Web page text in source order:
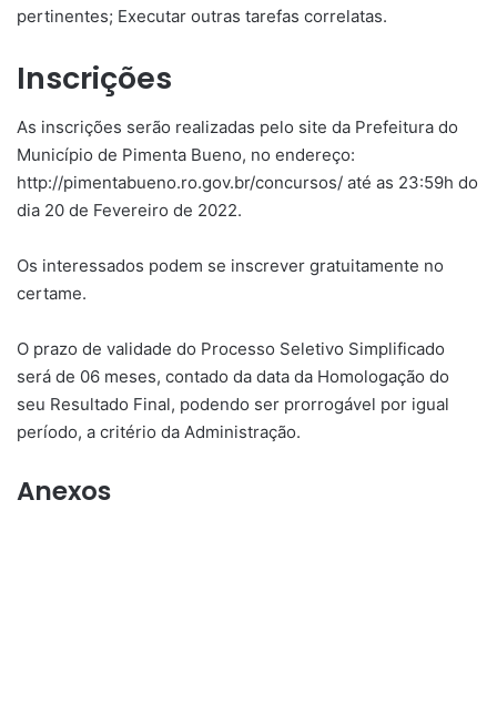
pertinentes; Executar outras tarefas correlatas.
Inscrições
As inscrições serão realizadas pelo site da Prefeitura do
Município de Pimenta Bueno, no endereço:
http://pimentabueno.ro.gov.br/concursos/ até as 23:59h do
dia 20 de Fevereiro de 2022.
Os interessados podem se inscrever gratuitamente no
certame.
O prazo de validade do Processo Seletivo Simplificado
será de 06 meses, contado da data da Homologação do
seu Resultado Final, podendo ser prorrogável por igual
período, a critério da Administração.
Anexos